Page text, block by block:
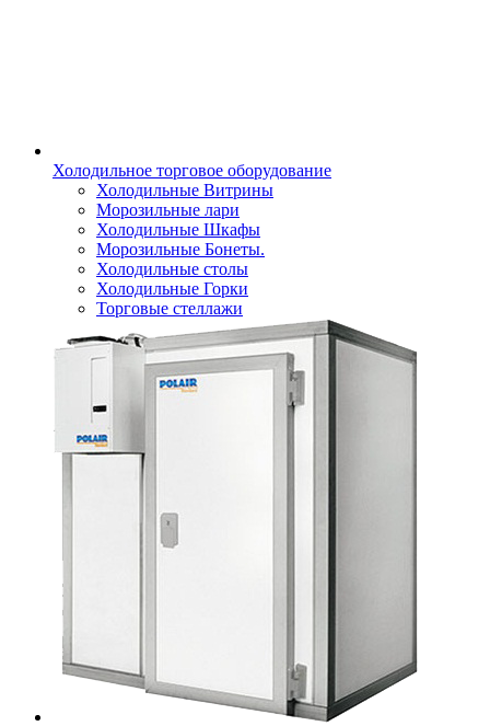
Холодильное торговое оборудование
Холодильные Витрины
Морозильные лари
Холодильные Шкафы
Морозильные Бонеты.
Холодильные столы
Холодильные Горки
Торговые стеллажи